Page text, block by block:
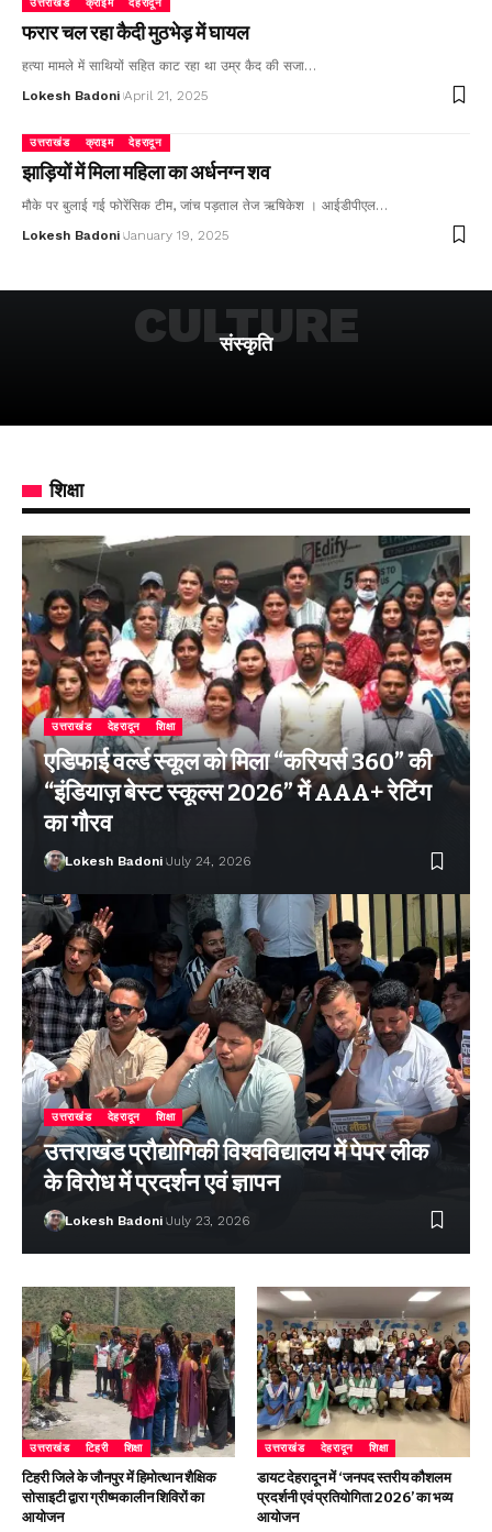
उत्तराखंड क्राइम देहरादून
फरार चल रहा कैदी मुठभेड़ में घायल
हत्या मामले में साथियों सहित काट रहा था उम्र कैद की सजा…
Lokesh Badoni April 21, 2025
उत्तराखंड क्राइम देहरादून
झाड़ियों में मिला महिला का अर्धनग्न शव
मौके पर बुलाई गई फोरेंसिक टीम, जांच पड़ताल तेज ऋषिकेश । आईडीपीएल…
Lokesh Badoni January 19, 2025
संस्कृति
CULTURE
शिक्षा
उत्तराखंड देहरादून शिक्षा
एडिफाई वर्ल्ड स्कूल को मिला “करियर्स 360” की
“इंडियाज़ बेस्ट स्कूल्स 2026” में AAA+ रेटिंग
का गौरव
Lokesh Badoni July 24, 2026
उत्तराखंड देहरादून शिक्षा
उत्तराखंड प्रौद्योगिकी विश्वविद्यालय में पेपर लीक
के विरोध में प्रदर्शन एवं ज्ञापन
Lokesh Badoni July 23, 2026
उत्तराखंड टिहरी शिक्षा
टिहरी जिले के जौनपुर में हिमोत्थान शैक्षिक
सोसाइटी द्वारा ग्रीष्मकालीन शिविरों का
आयोजन
उत्तराखंड देहरादून शिक्षा
डायट देहरादून में ‘जनपद स्तरीय कौशलम
प्रदर्शनी एवं प्रतियोगिता 2026’ का भव्य
आयोजन